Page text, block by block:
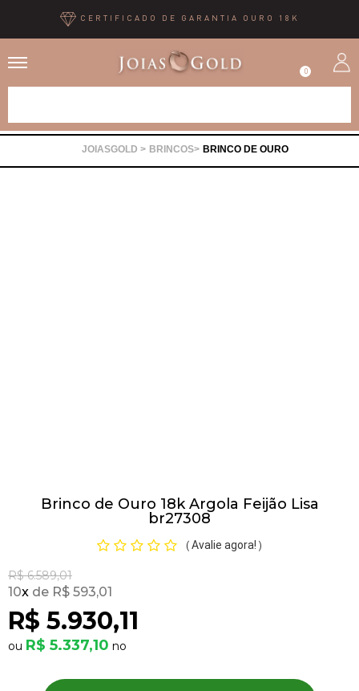
CERTIFICADO DE GARANTIA OURO 18K
0
BRINCOS BRINCO DE OURO
Brinco de Ouro 18k Argola Feijão Lisa
br27308
( Avalie agora! )
R$ 6.589,01
R$ 5.930,11
10x R$ 593,01
R$ 5.337,10
Pedras Preciosas
OFERTAS